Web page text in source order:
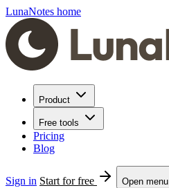
LunaNotes home
Product
Free tools
Pricing
Blog
Sign in Start for free Open menu